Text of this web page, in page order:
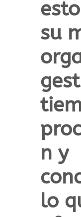
su
n y
lo